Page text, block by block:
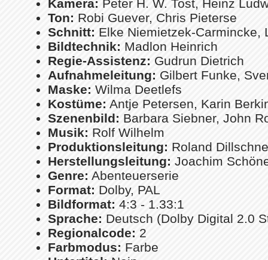
Kamera: Peter H. W. Tost, Heinz
Ton: Robi Guever, Chris Pieterse
Schnitt: Elke Niemietzek-Carmincke,
Bildtechnik: Madlon Heinrich
Regie-Assistenz: Gudrun Dietrich
Aufnahmeleitung: Gilbert Funke,
Maske: Wilma Deetlefs
Kostüme: Antje Petersen, Karin
Szenenbild: Barbara Siebner, John
Musik: Rolf Wilhelm
Produktionsleitung: Roland
Herstellungsleitung: Joachim
Genre: Abenteuerserie
Format: Dolby, PAL
Bildformat: 4:3 - 1.33:1
Sprache: Deutsch (Dolby Digital 2.0
Regionalcode: 2
Farbmodus: Farbe